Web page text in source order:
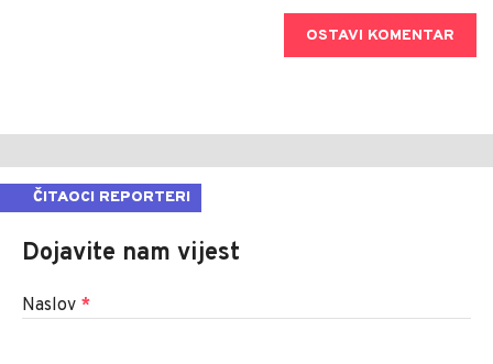
OSTAVI KOMENTAR
ČITAOCI REPORTERI
Dojavite nam vijest
Naslov *